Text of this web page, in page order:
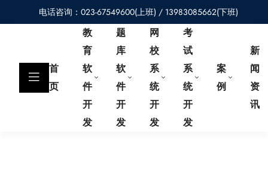
电话咨询：023-67549600(上班) / 13983085662(下班)
首
页
教
育
软
件
开
发
题
库
软
件
开
发
网
校
系
统
开
发
考
试
系
统
开
发
案
例
新
闻
资
讯